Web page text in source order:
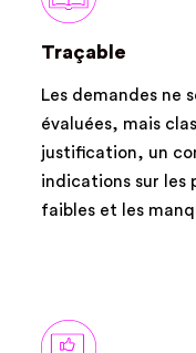
Traçable
Les demandes ne
évaluées, mais
justification, un
indications sur les
faibles et les